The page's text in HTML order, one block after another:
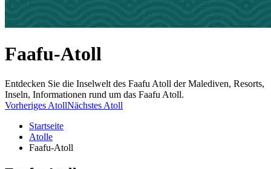
Faafu-Atoll
Entdecken Sie die Inselwelt des Faafu Atoll der Malediven, Resorts,
Inseln, Informationen rund um das Faafu Atoll.
Vorheriges AtollNächstes Atoll
Startseite
Atolle
Faafu-Atoll